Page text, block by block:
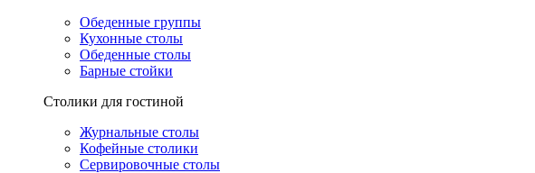
Обеденные группы
Кухонные столы
Обеденные столы
Барные стойки
Столики для гостиной
Журнальные столы
Кофейные столики
Сервировочные столы